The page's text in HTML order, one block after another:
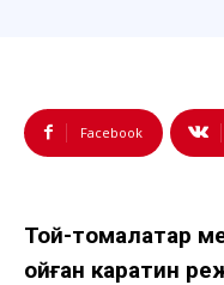
Facebook
Той-томалақтар
қойған каратин